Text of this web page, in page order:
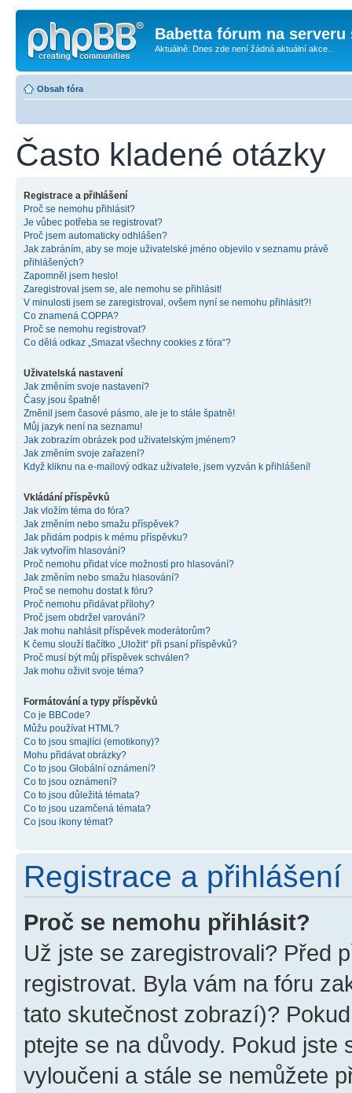
Babetta fórum na serveru
Aktuálně: Dnes zde není žádná aktuální akce...
Obsah fóra
Často kladené otázky
Registrace a přihlášení
Proč se nemohu přihlásit?
Je vůbec potřeba se registrovat?
Proč jsem automaticky odhlášen?
Jak zabráním, aby se moje uživatelské jméno objevilo v seznamu právě
přihlášených?
Zapomněl jsem heslo!
Zaregistroval jsem se, ale nemohu se přihlásit!
V minulosti jsem se zaregistroval, ovšem nyní se nemohu přihlásit?!
Co znamená COPPA?
Proč se nemohu registrovat?
Co dělá odkaz „Smazat všechny cookies z fóra“?
Uživatelská nastavení
Jak změním svoje nastavení?
Časy jsou špatně!
Změnil jsem časové pásmo, ale je to stále špatně!
Můj jazyk není na seznamu!
Jak zobrazím obrázek pod uživatelským jménem?
Jak změním svoje zařazení?
Když kliknu na e-mailový odkaz uživatele, jsem vyzván k přihlášení!
Vkládání příspěvků
Jak vložím téma do fóra?
Jak změním nebo smažu příspěvek?
Jak přidám podpis k mému příspěvku?
Jak vytvořím hlasování?
Proč nemohu přidat více možností pro hlasování?
Jak změním nebo smažu hlasování?
Proč se nemohu dostat k fóru?
Proč nemohu přidávat přílohy?
Proč jsem obdržel varování?
Jak mohu nahlásit příspěvek moderátorům?
K čemu slouží tlačítko „Uložit“ při psaní příspěvků?
Proč musí být můj příspěvek schválen?
Jak mohu oživit svoje téma?
Formátování a typy příspěvků
Co je BBCode?
Můžu používat HTML?
Co to jsou smajlíci (emotikony)?
Mohu přidávat obrázky?
Co to jsou Globální oznámení?
Co to jsou oznámení?
Co to jsou důležitá témata?
Co to jsou uzamčená témata?
Co jsou ikony témat?
Registrace a přihlášení
Proč se nemohu přihlásit?
Už jste se zaregistrovali? Před
registrovat. Byla vám na fóru
tato skutečnost zobrazí)?
ptejte se na důvody. Pokud jste
vyloučeni a stále se nemůžete